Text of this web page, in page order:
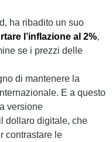
ha ribadito un suo
l’inflazione al 2%,
se i prezzi delle
di mantenere la
E a questo
versione
dollaro digitale, che
contrastare le